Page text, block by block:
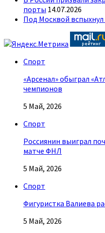
порты 14.07.2026
Под Москвой
Спорт
«Арсенал» обыграл
чемпионов
5 Май, 2026
Спорт
Россиянин выиграл
матче ФНЛ
5 Май, 2026
Спорт
Фигуристка Валиева
5 Май, 2026